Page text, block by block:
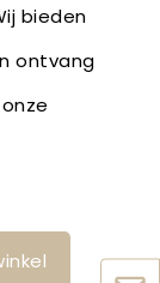
bieden
ontvang